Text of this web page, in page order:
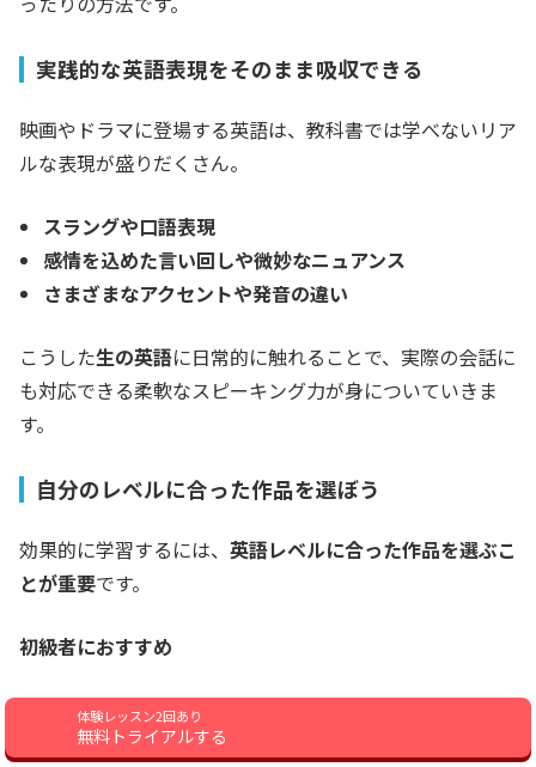
体験レッスン2回あり
無料トライアルする
実践的な英語表現をそのまま吸収できる
映画やドラマに登場する英語は、教科書では学べないリア
ルな表現が盛りだくさん。
スラングや口語表現
感情を込めた言い回しや微妙なニュアンス
さまざまなアクセントや発音の違い
こうした生の英語に日常的に触れることで、実際の会話に
も対応できる柔軟なスピーキング力が身についていきま
す。
自分のレベルに合った作品を選ぼう
効果的に学習するには、 英語レベルに合った作品を選ぶこ
とが重要です。
初級者におすすめ
子供向けアニメーション
ファミリー映画